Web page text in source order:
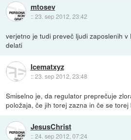
mtosev
::23. sep 2012, 23:42
verjetno je tudi preveč ljudi zaposlenih v
delati
Icematxyz
::23. sep 2012, 23:48
Smiselno je, da regulator preprečuje
položaja, če jih torej zazna in če se
JesusChrist
::24. sep 2012, 07:24